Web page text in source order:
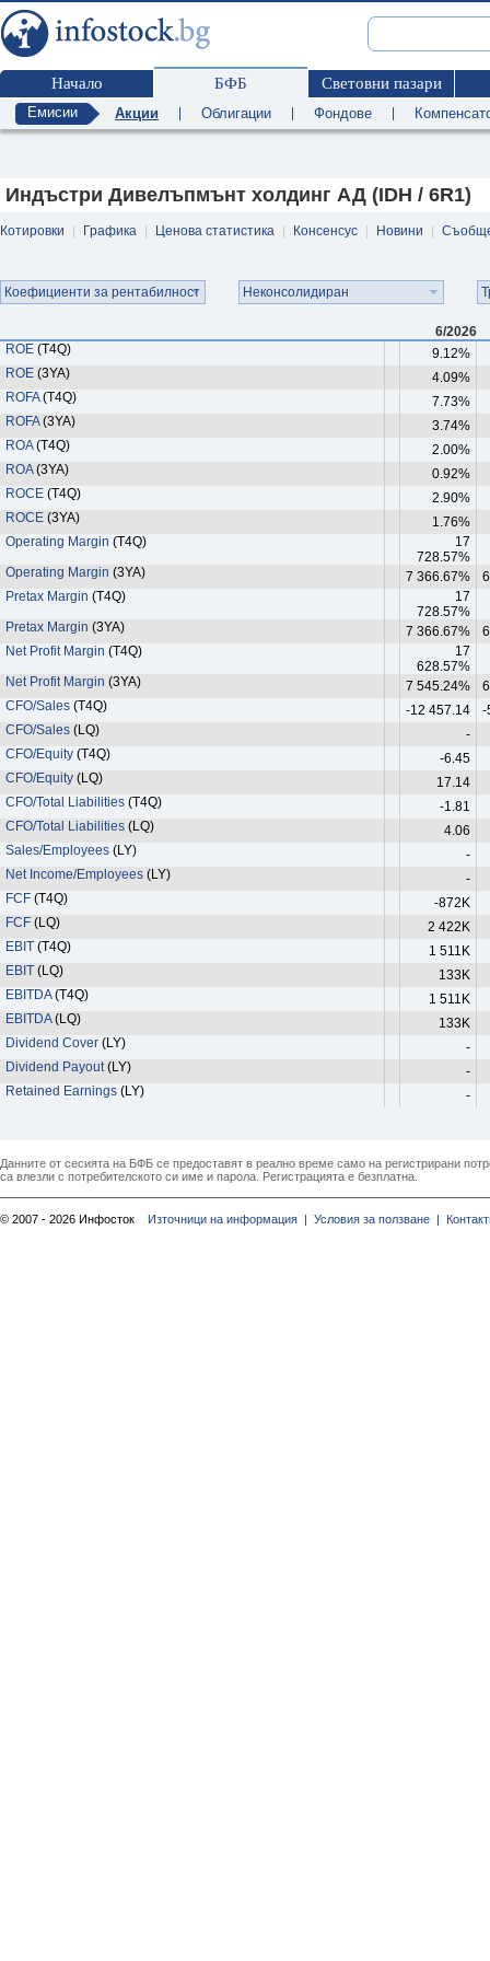
Начало БФБ Световни пазари
Емисии Акции Облигации Фондове
Индъстри Дивелъпмънт холдинг АД (IDH / 6R1)
Котировки Графика Ценова статистика Консенсус Новини
Коефициенти за рентабилност Неконсолидиран
6/2026
ROE (T4Q)
9.12%
ROE (3YA)
4.09%
ROFA(T4Q)
7.73%
ROFA(3YA)
3.74%
ROA(T4Q)
2.00%
ROA(3YA)
0.92%
ROCE (T4Q)
2.90%
ROCE (3YA)
1.76%
Operating Margin (T4Q)
17
728.57%
Operating Margin (3YA) 7 366.67%
Pretax Margin (T4Q)
17
728.57%
Pretax Margin (3YA) 7 366.67%
Net Profit Margin (T4Q)
17
628.57%
Net Profit Margin (3YA) 7 545.24%
CFO/Sales (T4Q) -12 457.14
-
CFO/Sales (LQ)
-
CFO/Equity (T4Q)
-6.45
CFO/Equity (LQ)
17.14
CFO/Total Liabilities (T4Q)
-1.81
CFO/Total Liabilities (LQ)
4.06
Sales/Employees (LY)
-
Net Income/Employees (LY)
-
FCF (T4Q)
-872K
FCF (LQ)
2 422K
EBIT (T4Q)
1 511K
EBIT (LQ)
133K
EBITDA(T4Q)
1 511K
EBITDA(LQ)
133K
Dividend Cover (LY)
-
Dividend Payout(LY)
-
Retained Earnings (LY) -
Данните от сесията на БФБ се предоставят в реално време само на регистрирани
са влезли с потребителското си име и парола. Регистрацията е безплатна.
© 2007 - 2026 Инфосток Източници на информация | Условия за ползване |